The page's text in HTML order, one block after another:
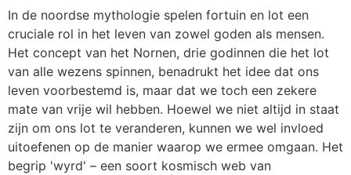
In de noordse mythologie spelen fortuin en lot een
cruciale rol in het leven van zowel goden als mensen.
Het concept van het Nornen, drie godinnen die het lot
van alle wezens spinnen, benadrukt het idee dat ons
leven voorbestemd is, maar dat we toch een zekere
mate van vrije wil hebben. Hoewel we niet altijd in staat
zijn om ons lot te veranderen, kunnen we wel invloed
uitoefenen op de manier waarop we ermee omgaan. Het
begrip 'wyrd' – een soort kosmisch web van